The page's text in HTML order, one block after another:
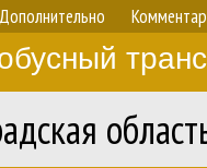
Дополнительно